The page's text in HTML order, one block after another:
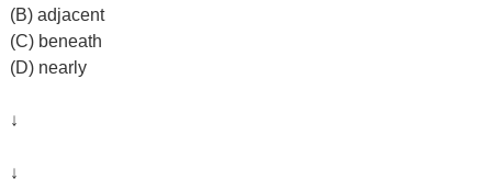
(B) adjacent
(C) beneath
(D) nearly
↓
↓